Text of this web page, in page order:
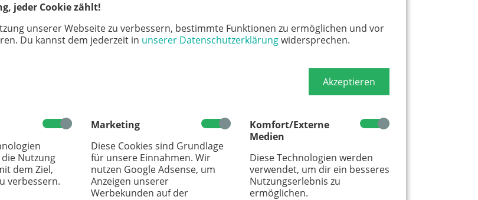
jeder Cookie zählt!
unserer Webseite zu verbessern, bestimmte Funktionen zu ermöglichen und vor
Du kannst dem jederzeit in unserer Datenschutzerklärungwidersprechen.
Akzeptieren
Nutzung
dem Ziel,
verbessern.
Marketing
Diese Cookies sind Grundlage
für unsere Einnahmen. Wir
nutzen Google Adsense, um
Anzeigen unserer
Werbekunden auf der
Komfort/Externe
Medien
Diese Technologien werden
verwendet, um dir ein besseres
Nutzungserlebnis zu
ermöglichen.
etwas Gutes zu tun.
BABY